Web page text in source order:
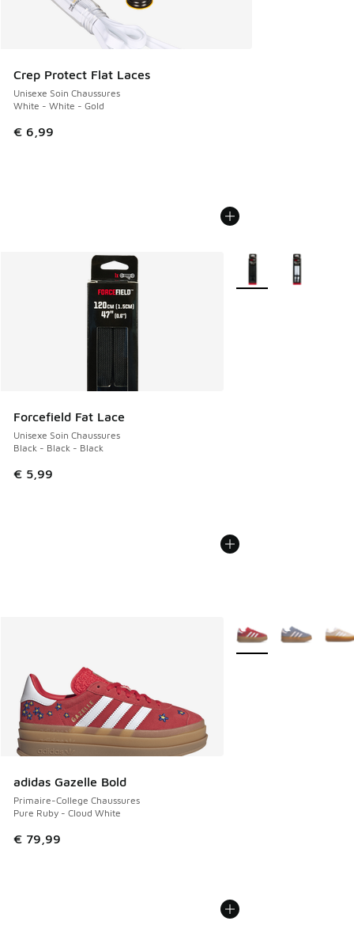
Crep Protect Flat Laces
Unisexe Soin Chaussures
White - White - Gold
€ 6,99
Forcefield Fat Lace
Unisexe Soin Chaussures
Black - Black - Black
€ 5,99
Plus de couleurs
adidas Gazelle Bold
Primaire-College Chaussures
Pure Ruby - Cloud White
€ 79,99
Plus de couleurs